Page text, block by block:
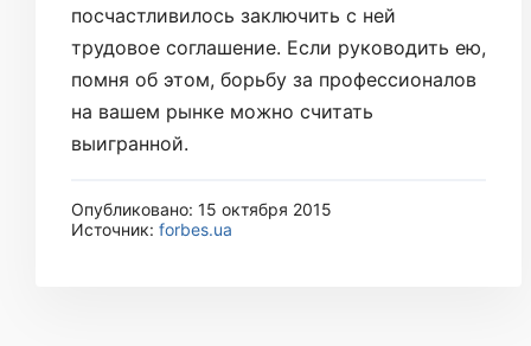
посчастливилось заключить с ней
трудовое соглашение. Если руководить ею,
помня об этом, борьбу за профессионалов
на вашем рынке можно считать
выигранной.
Опубликовано: 15 октября 2015
Источник: forbes.ua